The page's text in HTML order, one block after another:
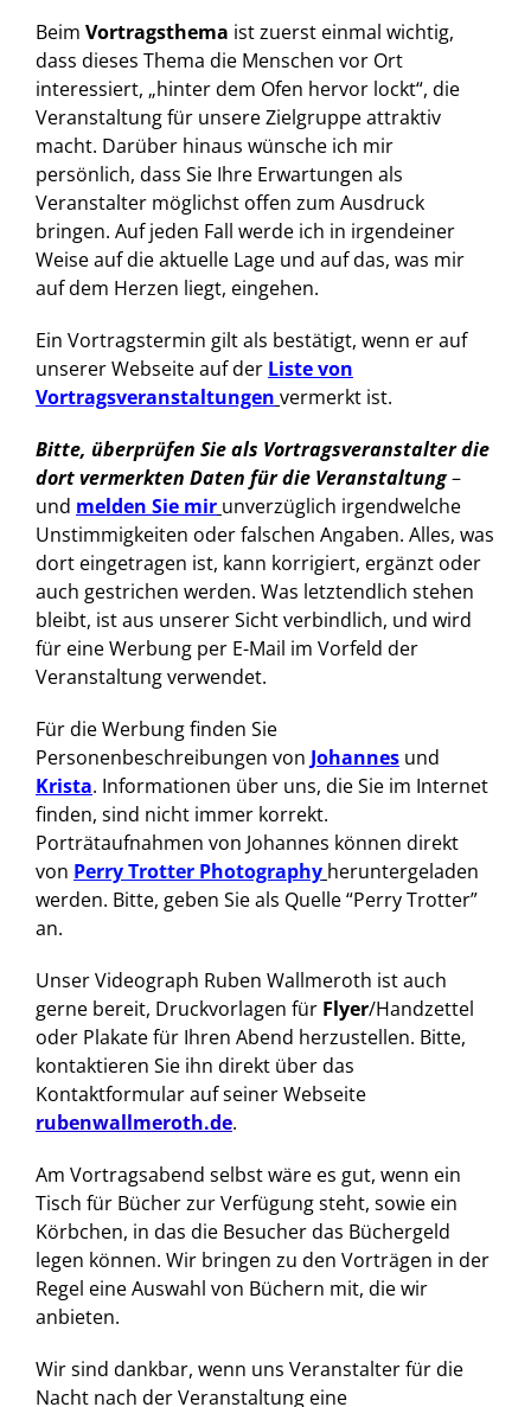
Beim Vortragsthema ist zuerst einmal wichtig,
dass dieses Thema die Menschen vor Ort
interessiert, „hinter dem Ofen hervor lockt“, die
Veranstaltung für unsere Zielgruppe attraktiv
macht. Darüber hinaus wünsche ich mir
persönlich, dass Sie Ihre Erwartungen als
Veranstalter möglichst offen zum Ausdruck
bringen. Auf jeden Fall werde ich in irgendeiner
Weise auf die aktuelle Lage und auf das, was mir
auf dem Herzen liegt, eingehen.
Ein Vortragstermin gilt als bestätigt, wenn er auf
unserer Webseite auf der Liste von
Vortragsveranstaltungen vermerkt ist.
Bitte, überprüfen Sie als Vortragsveranstalter die
dort vermerkten Daten für die Veranstaltung–
und melden Sie mir unverzüglich irgendwelche
Unstimmigkeiten oder falschen Angaben. Alles, was
dort eingetragen ist, kann korrigiert, ergänzt oder
auch gestrichen werden. Was letztendlich stehen
bleibt, ist aus unserer Sicht verbindlich, und wird
für eine Werbung per E-Mail im Vorfeld der
Veranstaltung verwendet.
Für die Werbung finden Sie
Personenbeschreibungen von Johannes und
Krista. Informationen über uns, die Sie im Internet
finden, sind nicht immer korrekt.
Porträtaufnahmen von Johannes können direkt
von Perry Trotter Photography heruntergeladen
werden. Bitte, geben Sie als Quelle “Perry Trotter”
an.
Unser Videograph Ruben Wallmeroth ist auch
gerne bereit, Druckvorlagen für Flyer/Handzettel
oder Plakate für Ihren Abend herzustellen. Bitte,
kontaktieren Sie ihn direkt über das
Kontaktformular auf seiner Webseite
rubenwallmeroth.de.
Am Vortragsabend selbst wäre es gut, wenn ein
Tisch für Bücher zur Verfügung steht, sowie ein
Körbchen, in das die Besucher das Büchergeld
legen können. Wir bringen zu den Vorträgen in der
Regel eine Auswahl von Büchern mit, die wir
anbieten.
Wir sind dankbar, wenn uns Veranstalter für die
Nacht nach der Veranstaltung eine